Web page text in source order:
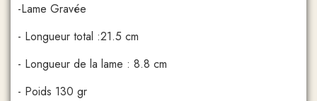
-Lame Gravée
- Longueur total :21.5 cm
- Longueur de la lame : 8.8 cm
- Poids 130 gr